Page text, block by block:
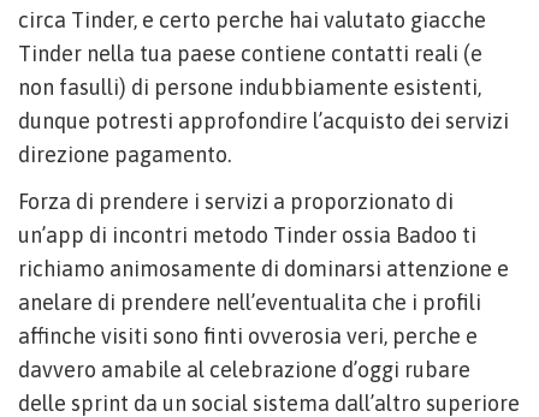
circa Tinder, e certo perche hai valutato giacche
Tinder nella tua paese contiene contatti reali (e
non fasulli) di persone indubbiamente esistenti,
dunque potresti approfondire l’acquisto dei servizi
direzione pagamento.
Forza di prendere i servizi a proporzionato di
un’app di incontri metodo Tinder ossia Badoo ti
richiamo animosamente di dominarsi attenzione e
anelare di prendere nell’eventualita che i profili
affinche visiti sono finti ovverosia veri, perche e
davvero amabile al celebrazione d’oggi rubare
delle sprint da un social sistema dall’altro superiore